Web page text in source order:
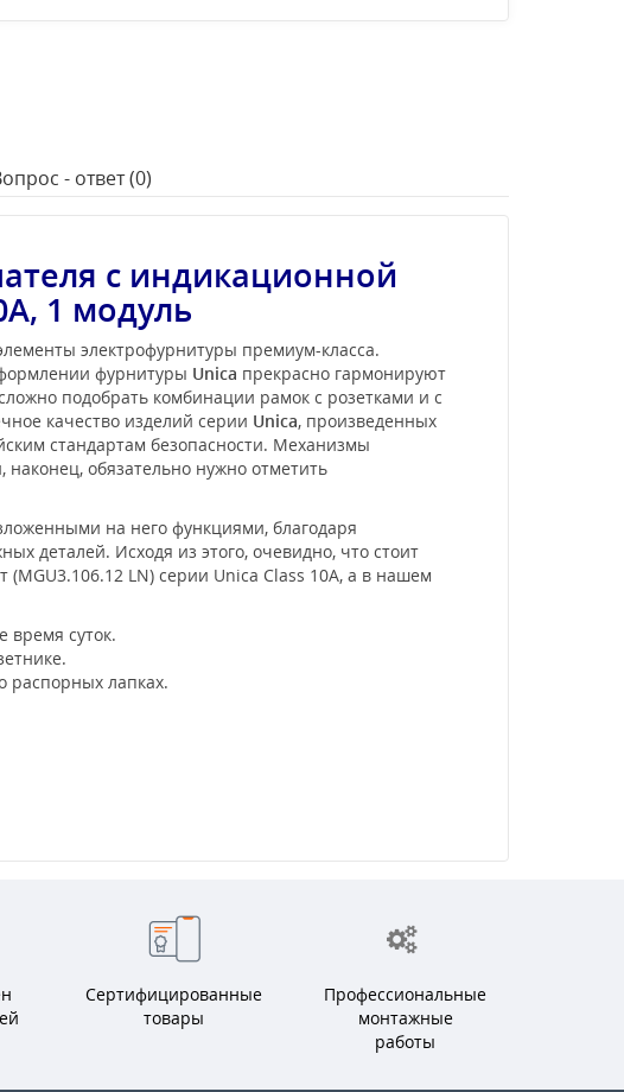
- ответ (0)
с индикационной
1 модуль
электрофурнитуры премиум-класса.
фурнитуры Unica прекрасно гармонируют
подобрать комбинации рамок с розетками и с
качество изделий серии Unica, произведенных
стандартам безопасности. Механизмы
обязательно нужно отметить
на него функциями, благодаря
деталей. Исходя из этого, очевидно, что стоит
LN) серии Unica Class 10А, а в нашем
время суток.
распорных лапках.
Сертифицированные
товары
Профессиональные
монтажные
работы